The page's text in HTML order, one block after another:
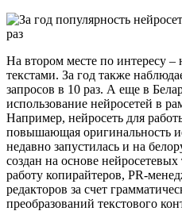
На втором месте по интересу
текстами. За год также
запросов в 10 раз. А еще в
использование нейросетей в
Например, нейросеть для
повышающая оригинальность
недавно запустилась и на
создан на основе
работу копирайтеров, PR-
редакторов за счет
преобразований текстового